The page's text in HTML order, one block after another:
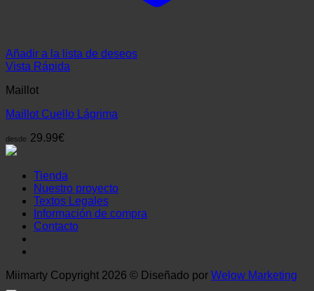
Añadir a la lista de deseos
Vista Rápida
Maillot
Maillot Cuello Lágrima
desde 29.99€
Tienda
Nuestro proyecto
Textos Legales
Información de compra
Contacto
Miimarty Copyright 2026 © Diseñado por Welow Marketing